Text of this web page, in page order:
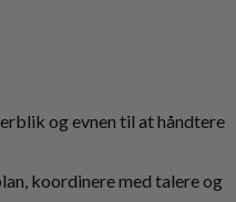
og evnen til at håndtere
koordinere med talere og